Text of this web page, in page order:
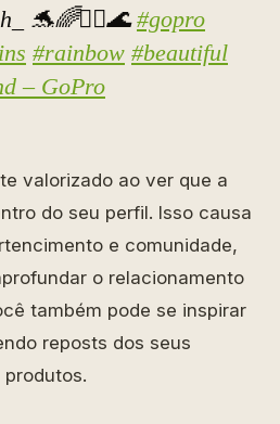
🐬🌈🏄‍♂️🌊#gopro
#rainbow #beautiful
– GoPro
valorizado ao ver que a
do seu perfil. Isso causa
e comunidade,
o relacionamento
também pode se inspirar
reposts dos seus